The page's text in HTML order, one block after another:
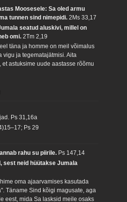
Moosesele: Sa oled armu
tunnen sind nimepidi.2Ms 33,17
seatud aluskivi, millel on
omi.2Tm 2,19
täna ja homme on meil võimalus
vigu ja tegematajätmisi. Aita
astuksime uude aastasse rõõmu
Ps 31,16a
Ps 29
rahu su piirile. Ps 147,14
sest neid hüütakse Jumala
oma ajaarvamises kasutada
Täname Sind kõigi magusate, aga
eest, mida Sa lasksid meile osaks